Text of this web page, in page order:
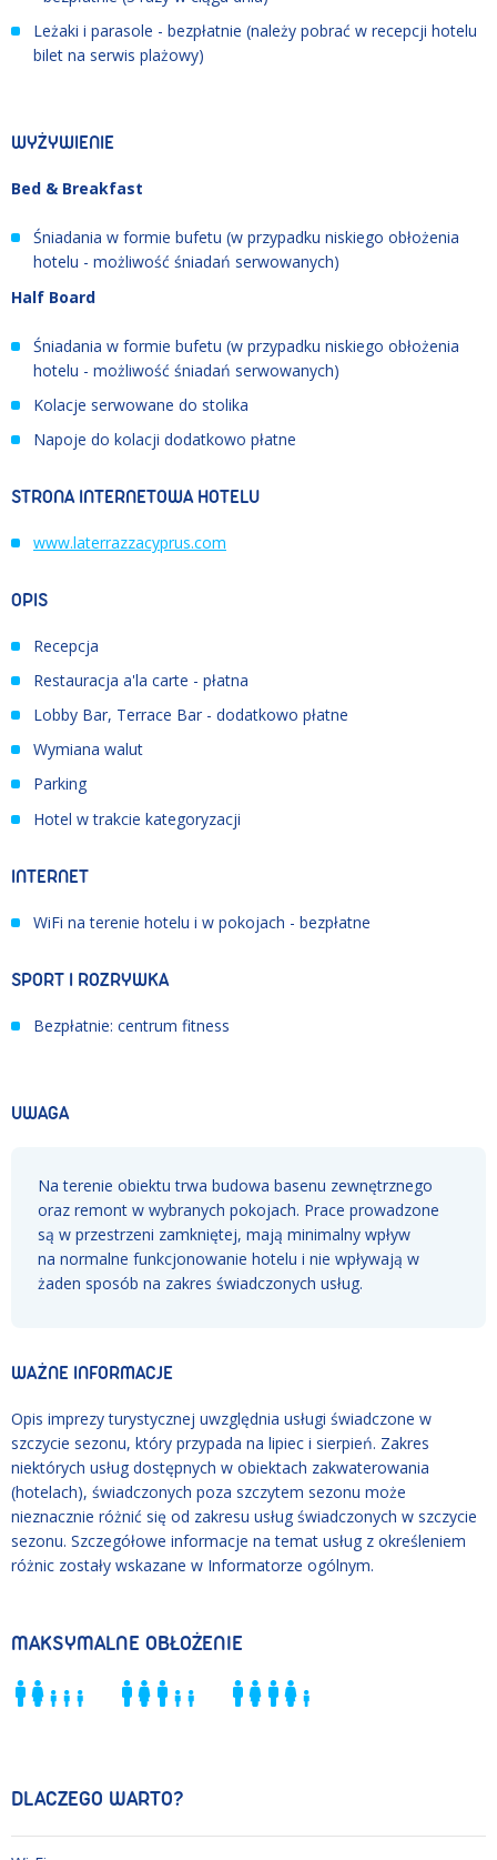
Leżaki i parasole - bezpłatnie (należy pobrać w recepcji hotelu
bilet na serwis plażowy)
WYŻYWIENIE
Bed & Breakfast
Śniadania w formie bufetu (w przypadku niskiego obłożenia
hotelu - możliwość śniadań serwowanych)
Half Board
Śniadania w formie bufetu (w przypadku niskiego obłożenia
hotelu - możliwość śniadań serwowanych)
Kolacje serwowane do stolika
Napoje do kolacji dodatkowo płatne
STRONA INTERNETOWA HOTELU
www.laterrazzacyprus.com
OPIS
Recepcja
Restauracja a'la carte - płatna
Lobby Bar, Terrace Bar - dodatkowo płatne
Wymiana walut
Parking
Hotel w trakcie kategoryzacji
INTERNET
WiFi na terenie hotelu i w pokojach - bezpłatne
SPORT I ROZRYWKA
Bezpłatnie: centrum fitness
UWAGA
Na terenie obiektu trwa budowa basenu zewnętrznego
oraz remont w wybranych pokojach. Prace prowadzone
są w przestrzeni zamkniętej, mają minimalny wpływ
na normalne funkcjonowanie hotelu i nie wpływają w
żaden sposób na zakres świadczonych usług.
WAŻNE INFORMACJE
Opis imprezy turystycznej uwzględnia usługi świadczone w
szczycie sezonu, który przypada na lipiec i sierpień. Zakres
niektórych usług dostępnych w obiektach zakwaterowania
(hotelach), świadczonych poza szczytem sezonu może
nieznacznie różnić się od zakresu usług świadczonych w szczycie
sezonu. Szczegółowe informacje na temat usług z określeniem
różnic zostały wskazane w Informatorze ogólnym.
MAKSYMALNE OBŁOŻENIE
DLACZEGO WARTO?